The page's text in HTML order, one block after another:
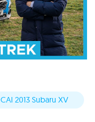
CAI 2013 Subaru XV